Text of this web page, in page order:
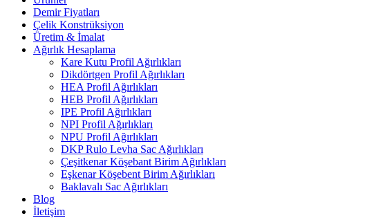
Demir Fiyatları
Çelik Konstrüksiyon
Üretim & İmalat
Ağırlık Hesaplama
Kare Kutu Profil Ağırlıkları
Dikdörtgen Profil Ağırlıkları
HEA Profil Ağırlıkları
HEB Profil Ağırlıkları
IPE Profil Ağırlıkları
NPI Profil Ağırlıkları
NPU Profil Ağırlıkları
DKP Rulo Levha Sac Ağırlıkları
Çeşitkenar Köşebant Birim Ağırlıkları
Eşkenar Köşebent Birim Ağırlıkları
Baklavalı Sac Ağırlıkları
Blog
İletişim